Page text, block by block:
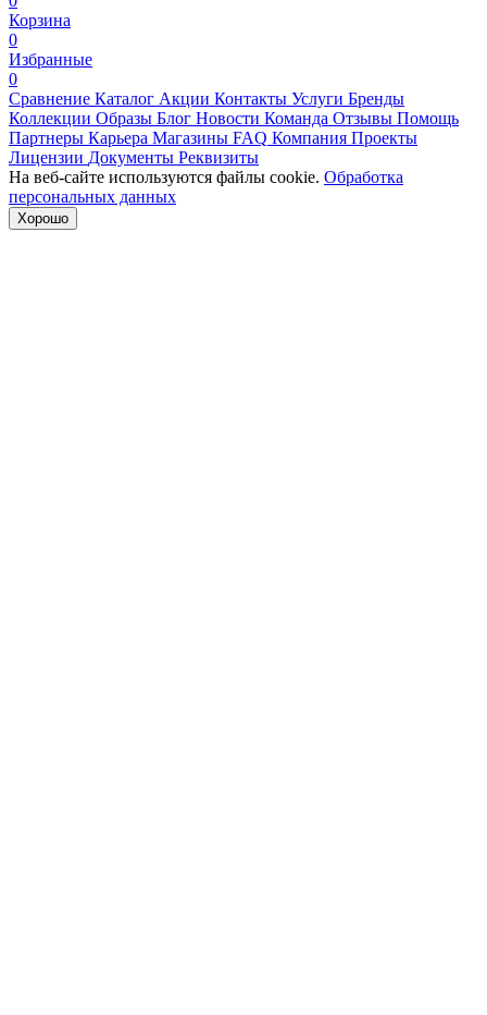
Корзина
0
Избранные
0
Сравнение Каталог Акции Контакты Услуги Бренды
Коллекции Образы Блог Новости Команда Отзывы Помощь
Партнеры Карьера Магазины FAQ Компания Проекты
Лицензии Документы Реквизиты
На веб-сайте используются файлы cookie. Обработка
персональных данных
Хорошо